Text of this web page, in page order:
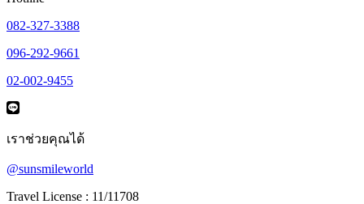
082-327-3388
096-292-9661
02-002-9455
เราช่วยคุณได้
@sunsmileworld
Travel License : 11/11708